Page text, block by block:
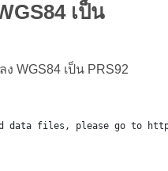
เป็น
WGS84 เป็น PRS92
data files, please go to